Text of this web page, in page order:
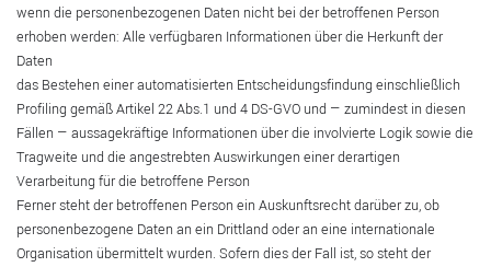
wenn die personenbezogenen Daten nicht bei der betroffenen Person
erhoben werden: Alle verfügbaren Informationen über die Herkunft der
Daten
das Bestehen einer automatisierten Entscheidungsfindung einschließlich
Profiling gemäß Artikel 22 Abs.1 und 4 DS-GVO und — zumindest in diesen
Fällen — aussagekräftige Informationen über die involvierte Logik sowie die
Tragweite und die angestrebten Auswirkungen einer derartigen
Verarbeitung für die betroffene Person
Ferner steht der betroffenen Person ein Auskunftsrecht darüber zu, ob
personenbezogene Daten an ein Drittland oder an eine internationale
Organisation übermittelt wurden. Sofern dies der Fall ist, so steht der